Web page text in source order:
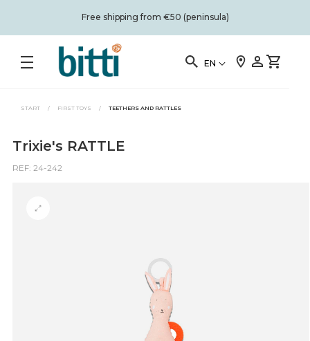
Free shipping from €50 (peninsula)
EN
START / FIRST TOYS / TEETHERS AND RATTLES
Trixie's RATTLE
REF: 24-242